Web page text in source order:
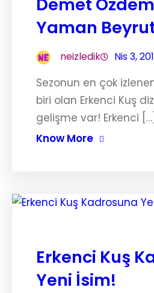
Demet
Yaman
neizledik Nis 3,
Sezonun en çok
biri olan Erkenci Kuş
gelişme var! Erkenci […]
Know More
Erkenci Kuş
Yeni İsim!